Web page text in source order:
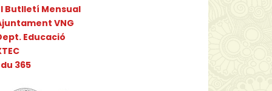
Butlletí Mensual
VNG
Educació
365